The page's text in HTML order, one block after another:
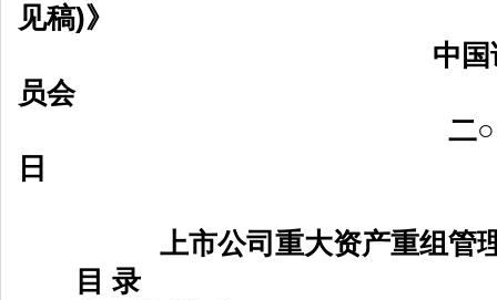
见稿)》
中
员会
二
日
上市公司重大资产重组管
目 录